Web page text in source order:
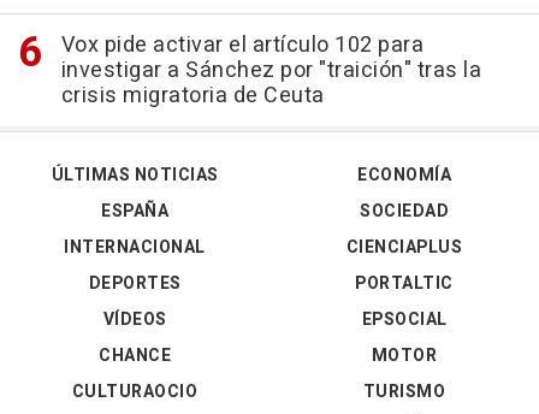
Vox pide activar el artículo 102 para
investigar a Sánchez por "traición" tras la
crisis migratoria de Ceuta
ÚLTIMAS NOTICIAS
ESPAÑA
INTERNACIONAL
DEPORTES
VÍDEOS
ECONOMÍA
SOCIEDAD
CIENCIAPLUS
PORTALTIC
EPSOCIAL
CHANCE
CULTURAOCIO
MOTOR
TURISMO